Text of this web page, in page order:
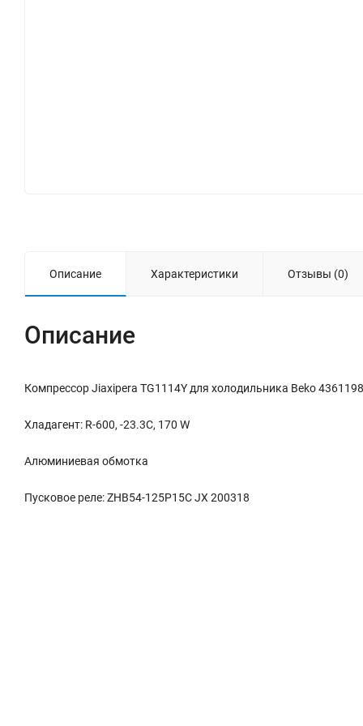
Описание Характеристики Отзывы (0)
Описание
Компрессор Jiaxipera TG1114Y для холодильника Beko
Хладагент: R-600, -23.3C, 170 W
Алюминиевая обмотка
Пусковое реле: ZHB54-125P15C JX 200318